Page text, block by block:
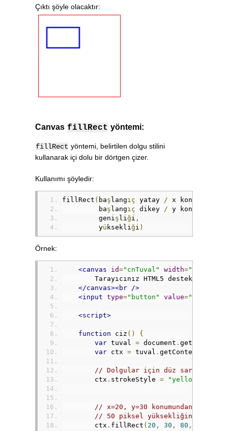
Çıktı şöyle olacaktır:
Canvas fillRect yöntemi:
fillRect yöntemi, belirtilen dolgu stilini
kullanarak içi dolu bir dörtgen çizer.
Kullanımı şöyledir:
fillRect ( baş langıç yatay / x konumu
         ba
ş langıç dikey / y konumu
         geni
ş li ği ,
         y
ü ksekli ği )
Örnek:
<canvas id="cnTuval" width="200"
        Tarayıcınız HTML5 desteklemiyor
</canvas><br
/>
<input type="button" value="Çiz"
<script>
function ciz ()
{
var tuval = document .
var ctx = tuval . getContext
// Dolgular için düz sarı renk
        ctx
. strokeStyle = "yellow"
// x=20, y=30 konumundan başla
// 50 piksel yüksekliğinde içi
        ctx
. fillRect ( 20 , 30 , 80 ,